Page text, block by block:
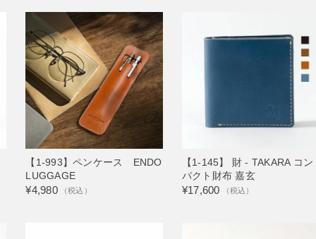
【1-993】ペンケース ENDO
LUGGAGE
¥4,980 （税込）
【1-145】 財 - TAKARA コン
パクト財布 嘉玄
¥17,600 （税込）